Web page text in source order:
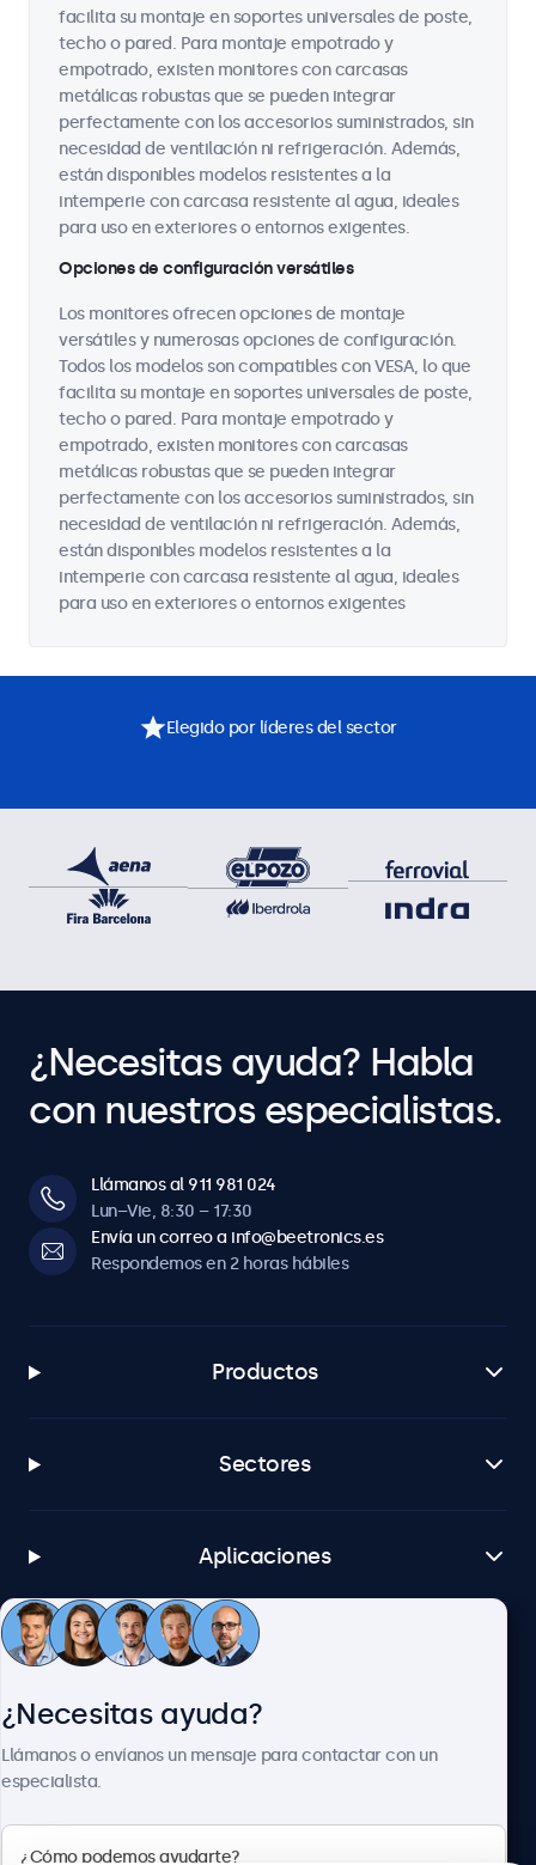
facilita su montaje en soportes universales de poste,
techo o pared. Para montaje empotrado y
empotrado, existen monitores con carcasas
metálicas robustas que se pueden integrar
perfectamente con los accesorios suministrados, sin
necesidad de ventilación ni refrigeración. Además,
están disponibles modelos resistentes a la
intemperie con carcasa resistente al agua, ideales
para uso en exteriores o entornos exigentes.
Opciones de configuración versátiles
Los monitores ofrecen opciones de montaje
versátiles y numerosas opciones de configuración.
Todos los modelos son compatibles con VESA, lo que
facilita su montaje en soportes universales de poste,
techo o pared. Para montaje empotrado y
empotrado, existen monitores con carcasas
metálicas robustas que se pueden integrar
perfectamente con los accesorios suministrados, sin
necesidad de ventilación ni refrigeración. Además,
están disponibles modelos resistentes a la
intemperie con carcasa resistente al agua, ideales
para uso en exteriores o entornos exigentes
Elegido por líderes del sector
¿Necesitas ayuda? Habla
con nuestros especialistas.
Llámanos al 911 981 024
Lun–Vie, 8:30 – 17:30
Envía un correo a info@beetronics.es
Respondemos en 2 horas hábiles
Productos
Sectores
Aplicaciones
Atención al cliente
¿Necesitas ayuda?
Llámanos o envíanos un mensaje para contactar con un
especialista.